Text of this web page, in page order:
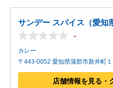
サンデー スパイス（愛知
-
カレー
〒443-0052 愛知県蒲郡市新井町１
店舗情報を見る・